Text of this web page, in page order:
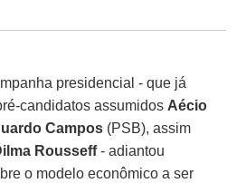
presidencial - que já
candidatos assumidos Aécio
Campos (PSB), assim
Rousseff- adiantou
o modelo econômico a ser